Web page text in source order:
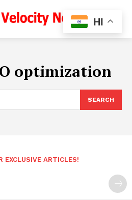
optimization
SEARCH
EXCLUSIVE ARTICLES!
HI